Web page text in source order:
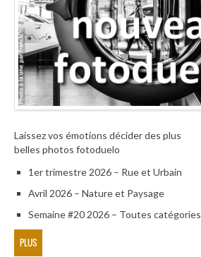
Laissez vos émotions décider des plus
belles photos fotoduelo
1er trimestre 2026 – Rue et Urbain
Avril 2026 – Nature et Paysage
Semaine #20 2026 – Toutes catégories
PLUS